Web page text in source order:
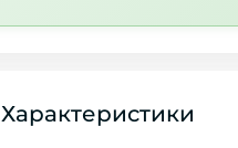
Характеристики